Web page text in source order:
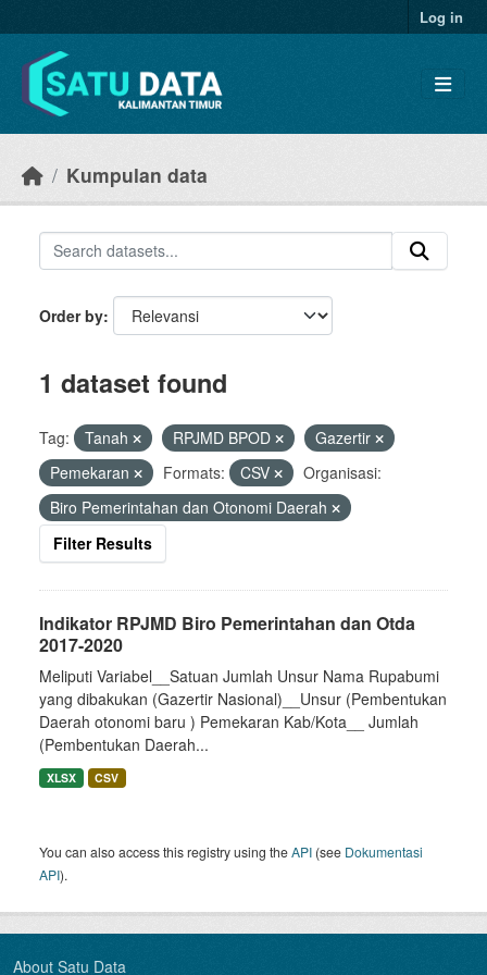
Log in
Kumpulan data
Order by
1 dataset found
Tag: Tanah RPJMD BPOD
Gazertir
Pemekaran
Formats: CSV
Organisasi:
Biro Pemerintahan dan Otonomi Daerah
Filter Results
Indikator RPJMD Biro Pemerintahan dan Otda
2017-2020
Meliputi Variabel__Satuan Jumlah Unsur Nama Rupabumi
yang dibakukan (Gazertir Nasional)__Unsur (Pembentukan
Daerah otonomi baru ) Pemekaran Kab/Kota__ Jumlah
(Pembentukan Daerah...
XLSX CSV
You can also access this registry using theAPI (see Dokumentasi
API).
About Satu Data